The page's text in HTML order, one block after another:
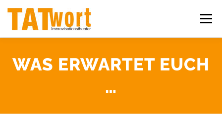
Inhalt
springen
Menü
WAS ERWARTET EUCH
…